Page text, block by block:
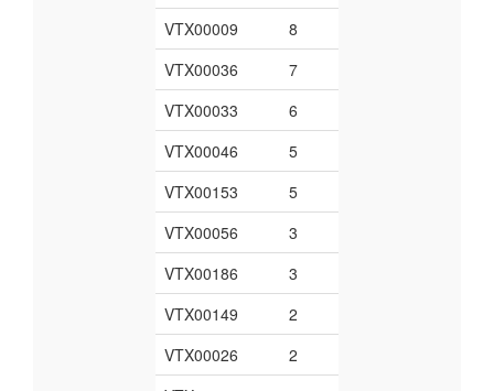
VTX00009
8
VTX00036
7
VTX00033
6
VTX00046
5
VTX00153
5
VTX00056
3
VTX00186
3
VTX00149
2
VTX00026
2